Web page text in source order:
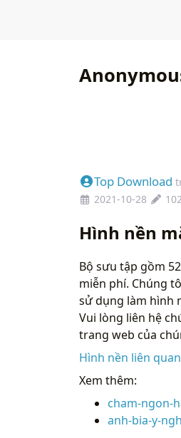
Top Download
2021-10-28
Hình nền
Bộ sưu tập gồm
miễn phí. Chúng
sử dụng làm hình
Vui lòng liên hệ
trang web của
Hình nền liên
Xem thêm:
cham-ngon-
anh-bia-y-